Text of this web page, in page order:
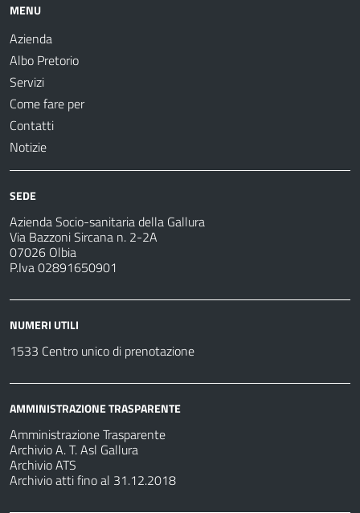
MENU
Azienda
Albo Pretorio
Servizi
Come fare per
Contatti
Notizie
SEDE
Azienda Socio-sanitaria della Gallura
Via Bazzoni Sircana n. 2-2A
07026 Olbia
P.Iva 02891650901
NUMERI UTILI
1533 Centro unico di prenotazione
AMMINISTRAZIONE TRASPARENTE
Amministrazione Trasparente
Archivio A. T. Asl Gallura
Archivio ATS
Archivio atti fino al 31.12.2018